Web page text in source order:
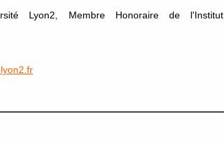
Lyon2, Membre Honoraire de l'Institut